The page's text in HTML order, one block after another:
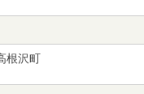
根沢町